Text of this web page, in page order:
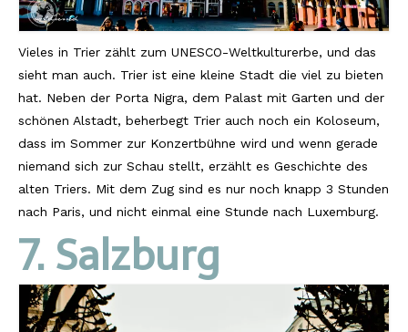
Vieles in Trier zählt zum UNESCO-Weltkulturerbe, und das
sieht man auch. Trier ist eine kleine Stadt die viel zu bieten
hat. Neben der Porta Nigra, dem Palast mit Garten und der
schönen Alstadt, beherbegt Trier auch noch ein Koloseum,
dass im Sommer zur Konzertbühne wird und wenn gerade
niemand sich zur Schau stellt, erzählt es Geschichte des
alten Triers. Mit dem Zug sind es nur noch knapp 3 Stunden
nach Paris, und nicht einmal eine Stunde nach Luxemburg.
7. Salzburg